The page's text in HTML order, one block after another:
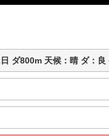
ダ800m 天候：晴 ダ